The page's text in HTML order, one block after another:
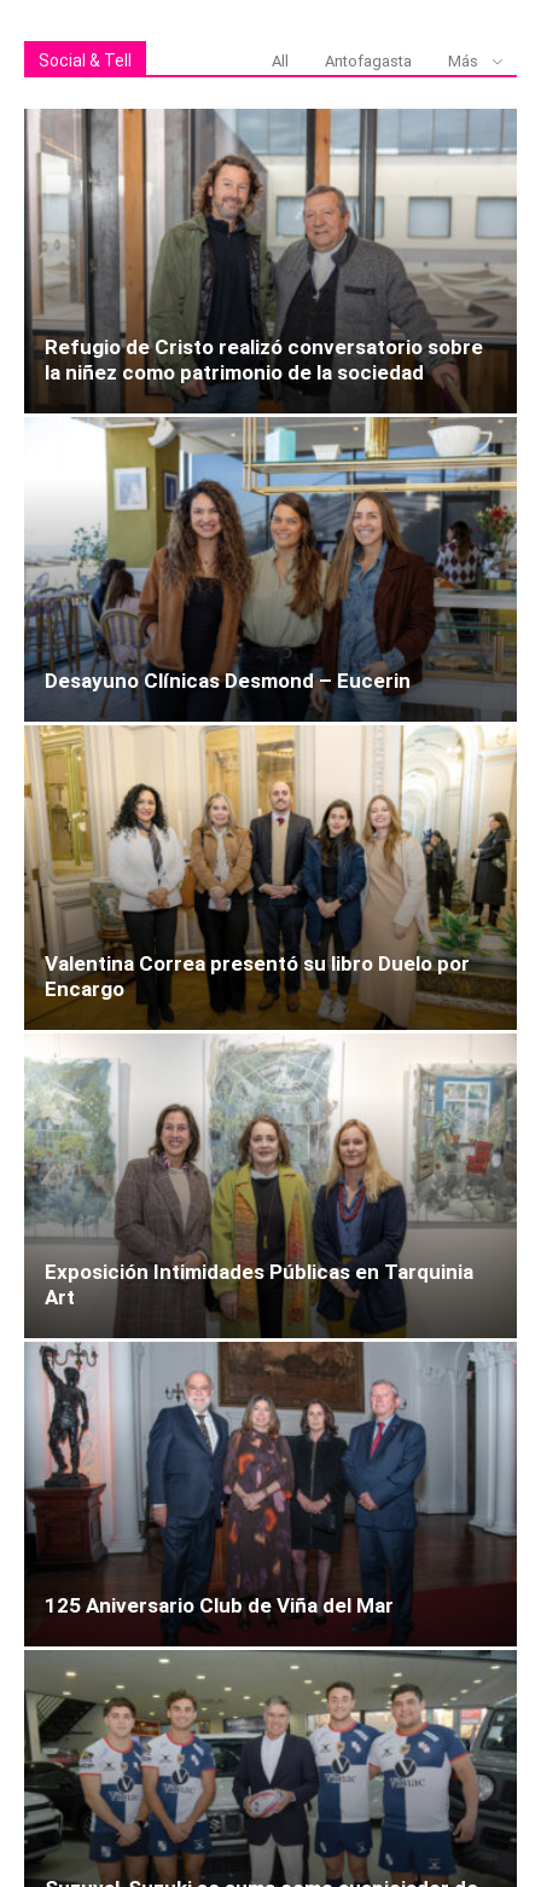
Social & Tell All Antofagasta Más
Refugio de Cristo realizó conversatorio sobre
la niñez como patrimonio de la sociedad
Desayuno Clínicas Desmond – Eucerin
Valentina Correa presentó su libro Duelo por
Encargo
Exposición Intimidades Públicas en Tarquinia
Art
125 Aniversario Club de Viña del Mar